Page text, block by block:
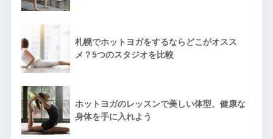
札幌でホットヨガをするならどこがオスス
メ？5つのスタジオを比較
ホットヨガのレッスンで美しい体型、健康な
身体を手に入れよう